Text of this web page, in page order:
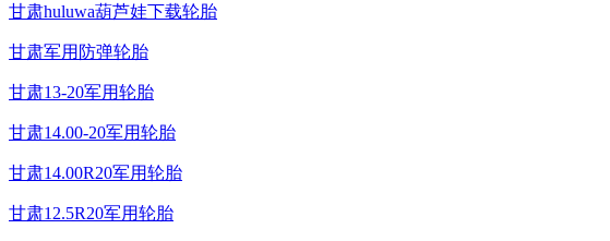
甘肃huluwa葫芦娃下载轮胎
甘肃军用防弹轮胎
甘肃13-20军用轮胎
甘肃14.00-20军用轮胎
甘肃14.00R20军用轮胎
甘肃12.5R20军用轮胎